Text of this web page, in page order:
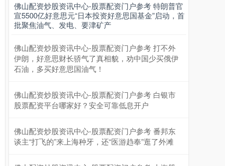
佛山配资炒股资讯中心-股票配资门户参考 特朗普官
宣5500亿好意思元“日本投资好意思国基金”启动，首
批聚焦油气、发电、要津矿产
佛山配资炒股资讯中心-股票配资门户参考 打不外
伊朗，好意思财长骄气了真相貌，劝中国少买俄伊
石油，多买好意思国油气！
佛山配资炒股资讯中心-股票配资门户参考 白银市
股票配资平台哪家好？安全可靠低息开户
佛山配资炒股资讯中心-股票配资门户参考 番邦东
谈主“打飞的”来上海种牙，还“医游趋奉”逛了外滩